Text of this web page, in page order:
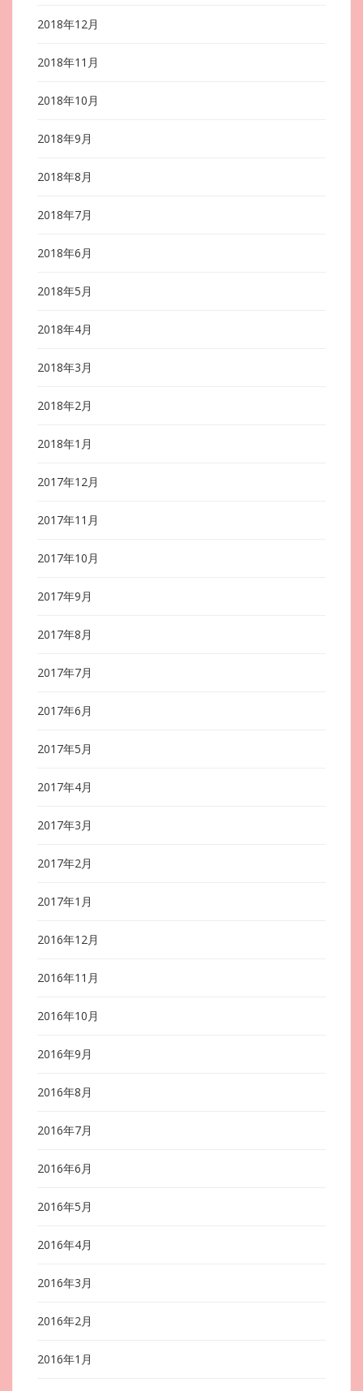
2018年12月
2018年11月
2018年10月
2018年9月
2018年8月
2018年7月
2018年6月
2018年5月
2018年4月
2018年3月
2018年2月
2018年1月
2017年12月
2017年11月
2017年10月
2017年9月
2017年8月
2017年7月
2017年6月
2017年5月
2017年4月
2017年3月
2017年2月
2017年1月
2016年12月
2016年11月
2016年10月
2016年9月
2016年8月
2016年7月
2016年6月
2016年5月
2016年4月
2016年3月
2016年2月
2016年1月